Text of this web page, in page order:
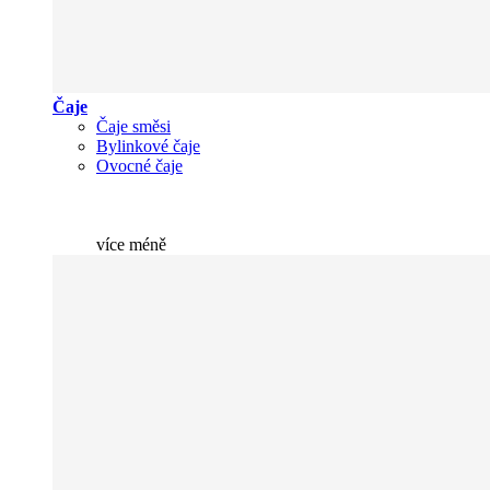
Čaje
Čaje směsi
Bylinkové čaje
Ovocné čaje
více méně